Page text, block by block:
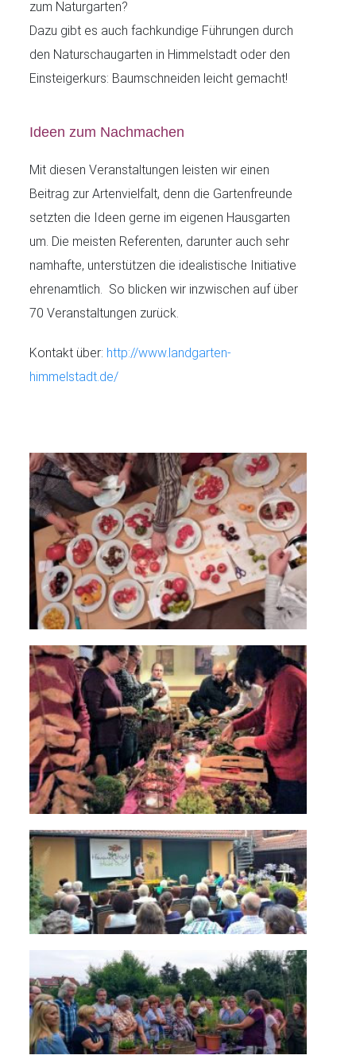
zum Naturgarten?
Dazu gibt es auch fachkundige Führungen durch
den Naturschaugarten in Himmelstadt oder den
Einsteigerkurs: Baumschneiden leicht gemacht!
Ideen zum Nachmachen
Mit diesen Veranstaltungen leisten wir einen
Beitrag zur Artenvielfalt, denn die Gartenfreunde
setzten die Ideen gerne im eigenen Hausgarten
um. Die meisten Referenten, darunter auch sehr
namhafte, unterstützen die idealistische Initiative
ehrenamtlich. So blicken wir inzwischen auf über
70 Veranstaltungen zurück.
Kontakt über: http://www.landgarten-
himmelstadt.de/